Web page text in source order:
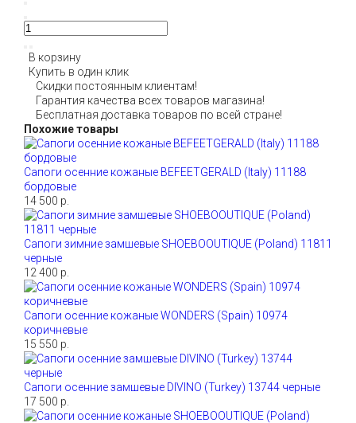
В корзину
Купить в один клик
Скидки постоянным клиентам!
Гарантия качества всех товаров магазина!
Бесплатная доставка товаров по всей стране!
Похожие товары
Сапоги осенние кожаные BEFEETGERALD (Italy) 11188
бордовые
14 500 р.
Сапоги зимние замшевые SHOEBOOUTIQUE (Poland) 11811
черные
12 400 р.
Сапоги осенние кожаные WONDERS (Spain) 10974
коричневые
15 550 р.
Сапоги осенние замшевые DIVINO (Turkey) 13744 черные
17 500 р.